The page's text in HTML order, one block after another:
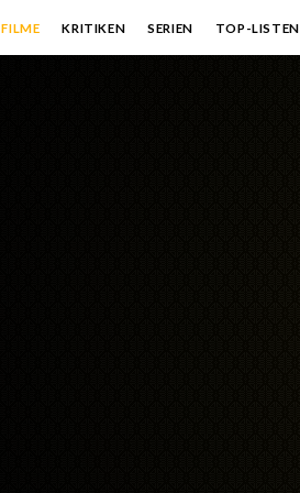
FILME KRITIKEN SERIEN TOP-LISTEN